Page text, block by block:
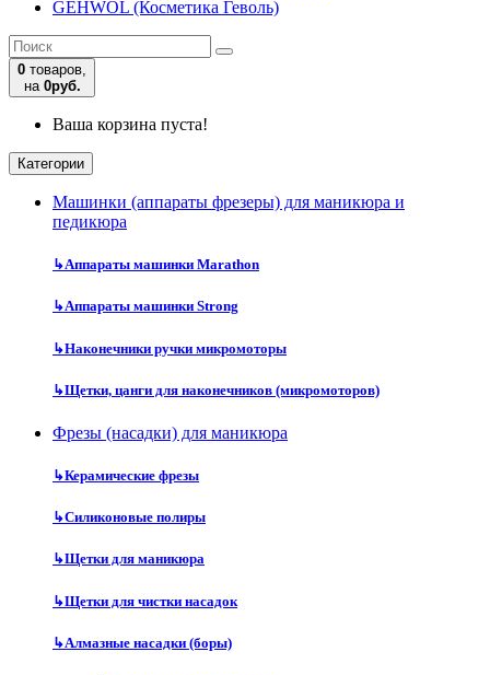
GEHWOL (Косметика Геволь)
0 товаров,
на 0руб.
Ваша корзина пуста!
Категории
Машинки (аппараты фрезеры) для маникюра и
педикюра
↳Аппараты машинки Marathon
↳Аппараты машинки Strong
↳Наконечники ручки микромоторы
↳Щетки, цанги для наконечников (микромоторов)
Фрезы (насадки) для маникюра
↳Керамические фрезы
↳Силиконовые полиры
↳Щетки для маникюра
↳Щетки для чистки насадок
↳Алмазные насадки (боры)